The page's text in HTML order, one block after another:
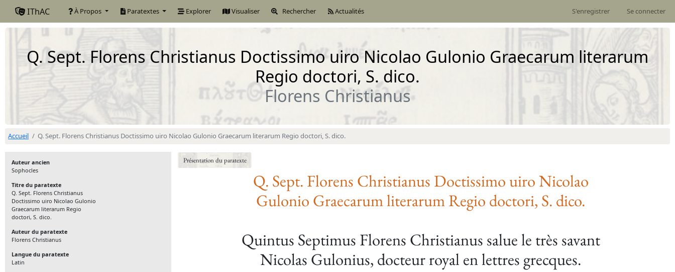
IThAC À Propos Paratextes Explorer Visualiser Rechercher Actualités S'enregistrer Se connecter
Q. Sept. Florens Christianus Doctissimo uiro Nicolao Gulonio Graecarum literarum
Regio doctori, S. dico.
Florens Christianus
Accueil Q. Sept. Florens Christianus Doctissimo uiro Nicolao Gulonio Graecarum literarum Regio doctori, S. dico.
Auteur ancien
Sophocles
Titre du paratexte
Q. Sept. Florens Christianus
Doctissimo uiro Nicolao Gulonio
Graecarum literarum Regio
doctori, S. dico.
Auteur du paratexte
Florens Christianus
Langue du paratexte
Latin
Présentation du paratexte
Q. Sept. Florens Christianus Doctissimo uiroNicolao
Gulonio Graecarum literarum Regio doctori, S. dico.
Quintus Septimus Florens Christianus salue le très savant
Nicolas Gulonius, docteur royal en lettres grecques.